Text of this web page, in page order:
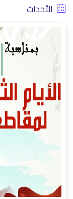
الأحداث